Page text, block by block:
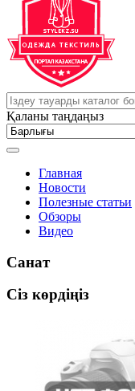
Қаланы таңдаңыз
Главная
Новости
Полезные статьи
Обзоры
Видео
Санат
Сіз көрдіңіз